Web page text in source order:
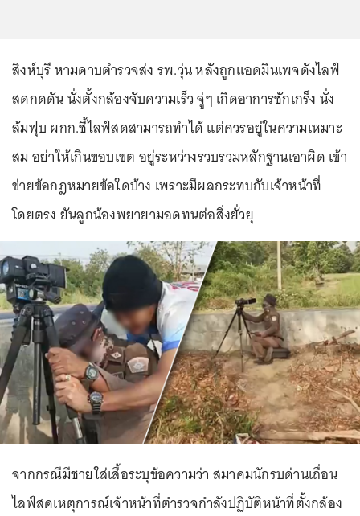
สิงห์บุรี หามดาบตำรวจส่ง รพ.วุ่น หลังถูกแอดมินเพจดังไลฟ์
สดกดดัน นั่งตั้งกล้องจับความเร็ว จู่ๆ เกิดอาการชักเกร็ง นั่ง
ล้มฟุบ ผกก.ชี้ไลฟ์สดสามารถทำได้ แต่ควรอยู่ในความเหมาะ
สม อย่าให้เกินขอบเขต อยู่ระหว่างรวบรวมหลักฐานเอาผิด เข้า
ข่ายข้อกฎหมายข้อใดบ้าง เพราะมีผลกระทบกับเจ้าหน้าที่
โดยตรง ยันลูกน้องพยายามอดทนต่อสิ่งยั่วยุ
จากกรณีมีชายใส่เสื้อระบุข้อความว่า สมาคมนักรบด่านเถื่อน
ไลฟ์สดเหตุการณ์เจ้าหน้าที่ตำรวจกำลังปฏิบัติหน้าที่ตั้งกล้อง